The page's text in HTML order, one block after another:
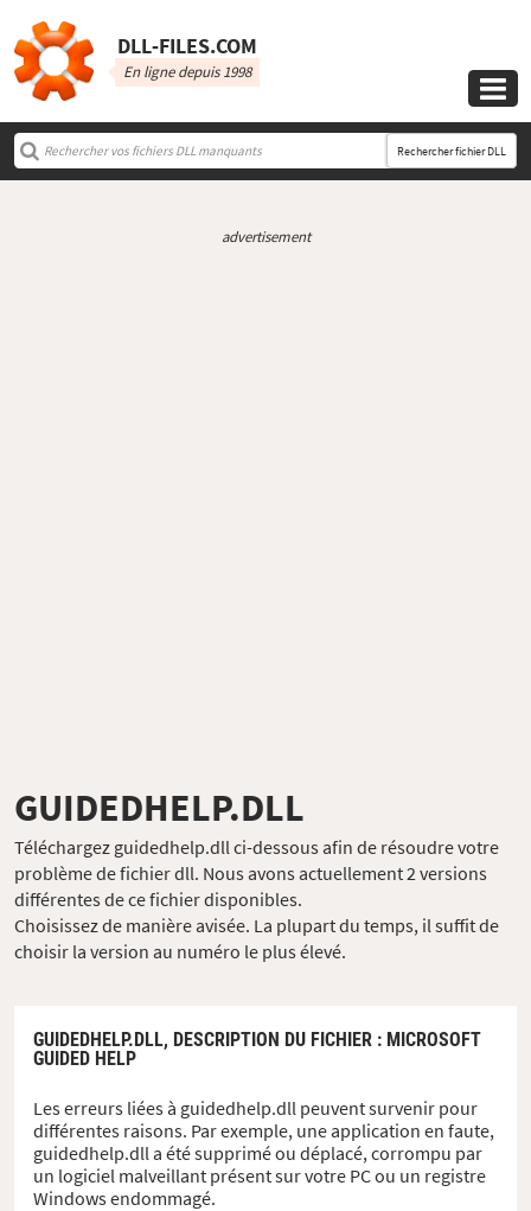
DLL‑FILES.COM
En ligne depuis 1998

Rechercher fichier DLL
advertisement
GUIDEDHELP.DLL
Téléchargez guidedhelp.dll ci-dessous afin de résoudre votre
problème de fichier dll. Nous avons actuellement 2 versions
différentes de ce fichier disponibles.
Choisissez de manière avisée. La plupart du temps, il suffit de
choisir la version au numéro le plus élevé.
GUIDEDHELP.DLL, DESCRIPTION DU FICHIER : MICROSOFT
GUIDED HELP
Les erreurs liées à guidedhelp.dll peuvent survenir pour
différentes raisons. Par exemple, une application en faute,
guidedhelp.dll a été supprimé ou déplacé, corrompu par
un logiciel malveillant présent sur votre PC ou un registre
Windows endommagé.